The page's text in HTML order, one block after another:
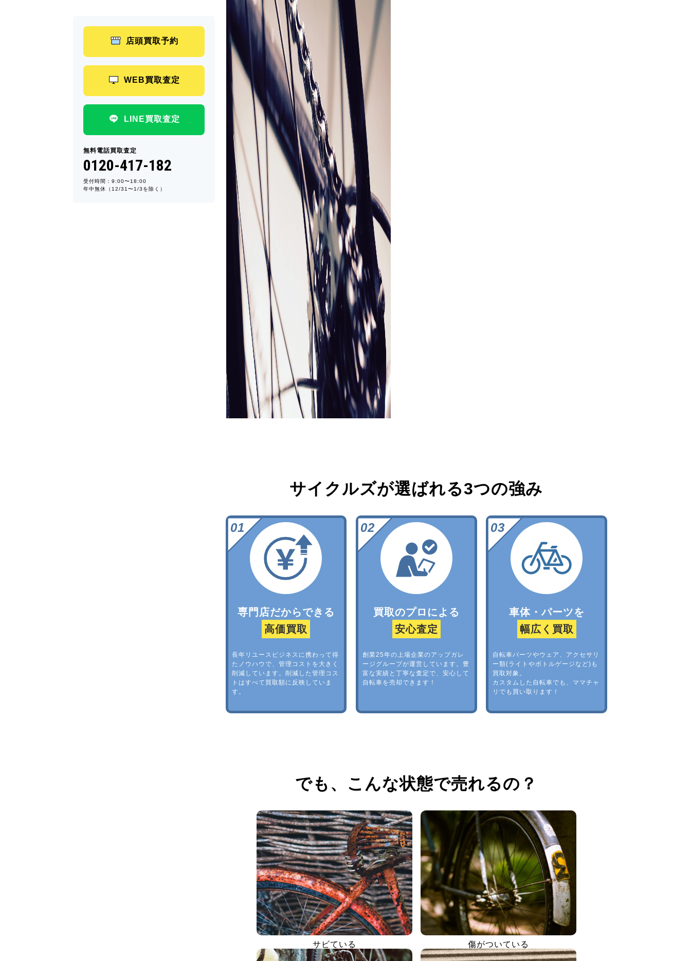
サイクルズが選ばれる3つの強み
専門店だからできる
高価買取
長年リユースビジネスに携わって得
たノウハウで、管理コストを大きく
削減しています。削減した管理コス
トはすべて買取額に反映していま
す。
買取のプロによる
安心査定
創業25年の上場企業のアップガレ
ージグループが運営しています。豊
富な実績と丁寧な査定で、安心して
自転車を売却できます！
車体・パーツを
幅広く買取
自転車パーツやウェア、アクセサリ
ー類(ライトやボトルゲージなど)も
買取対象。
カスタムした自転車でも、ママチャ
リでも買い取ります！
でも、 こんな状態で売れるの？
サビている 傷がついている
店頭買取予約
WEB買取査定
LINE買取査定
無料電話買取査定
0120-417-182
受付時間：9:00〜18:00
年中無休（12/31〜1/3を除く）